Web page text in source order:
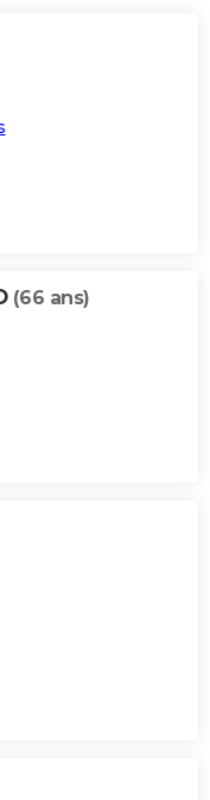
(66 ans)